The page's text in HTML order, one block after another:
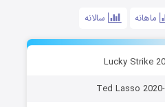
ماهانه سالانه